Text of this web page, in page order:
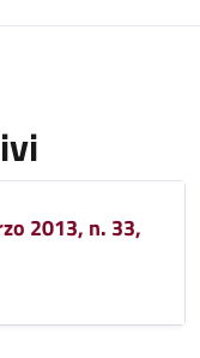
2013, n. 33,